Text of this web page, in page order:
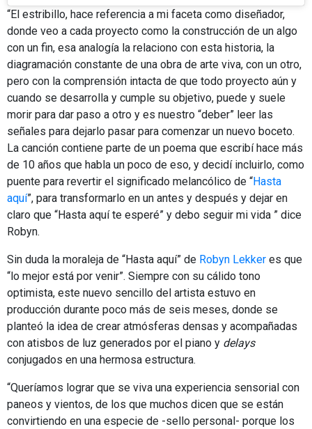
“El estribillo, hace referencia a mi faceta como diseñador,
donde veo a cada proyecto como la construcción de un algo
con un fin, esa analogía la relaciono con esta historia, la
diagramación constante de una obra de arte viva, con un otro,
pero con la comprensión intacta de que todo proyecto aún y
cuando se desarrolla y cumple su objetivo, puede y suele
morir para dar paso a otro y es nuestro “deber” leer las
señales para dejarlo pasar para comenzar un nuevo boceto.
La canción contiene parte de un poema que escribí hace más
de 10 años que habla un poco de eso, y decidí incluirlo, como
puente para revertir el significado melancólico de “Hasta
aquí”, para transformarlo en un antes y después y dejar en
claro que “Hasta aquí te esperé” y debo seguir mi vida ” dice
Robyn.
Sin duda la moraleja de “Hasta aquí” de Robyn Lekker es que
“lo mejor está por venir”. Siempre con su cálido tono
optimista, este nuevo sencillo del artista estuvo en
producción durante poco más de seis meses, donde se
planteó la idea de crear atmósferas densas y acompañadas
con atisbos de luz generados por el piano y delays
conjugados en una hermosa estructura.
“Queríamos lograr que se viva una experiencia sensorial con
paneos y vientos, de los que muchos dicen que se están
convirtiendo en una especie de -sello personal- porque los